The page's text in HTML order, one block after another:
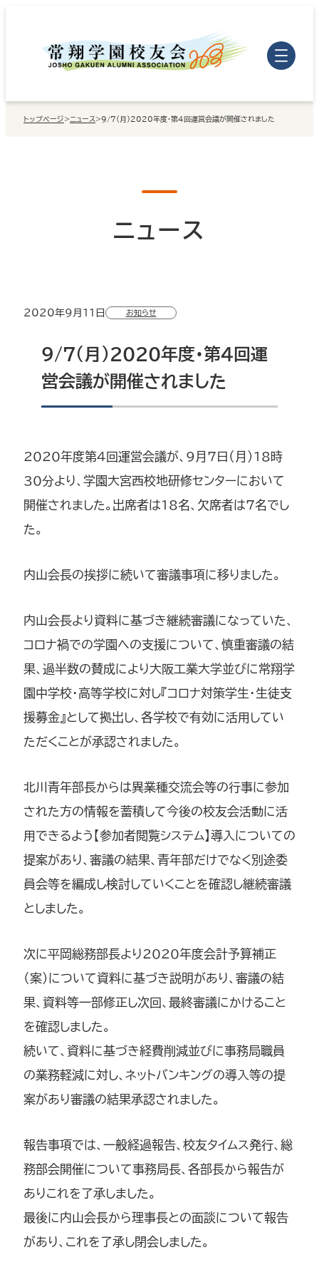
トップページ > ニュース > 9/7（月）2020年度・第4回運営会議が開催されました
ニュース
2020年9月11日 お知らせ
9/7（月）2020年度・第4回運
営会議が開催されました
2020年度第4回運営会議が、9月7日（月）18時
30分より、学園大宮西校地研修センターにおいて
開催されました。出席者は18名、欠席者は7名でし
た。
内山会長の挨拶に続いて審議事項に移りました。
内山会長より資料に基づき継続審議になっていた、
コロナ禍での学園への支援について、慎重審議の結
果、過半数の賛成により大阪工業大学並びに常翔学
園中学校・高等学校に対し『コロナ対策学生・生徒支
援募金』として拠出し、各学校で有効に活用してい
ただくことが承認されました。
北川青年部長からは異業種交流会等の行事に参加
された方の情報を蓄積して今後の校友会活動に活
用できるよう【参加者閲覧システム】導入についての
提案があり、審議の結果、青年部だけでなく別途委
員会等を編成し検討していくことを確認し継続審議
としました。
次に平岡総務部長より2020年度会計予算補正
（案）について資料に基づき説明があり、審議の結
果、資料等一部修正し次回、最終審議にかけること
を確認しました。
続いて、資料に基づき経費削減並びに事務局職員
の業務軽減に対し、ネットバンキングの導入等の提
案があり審議の結果承認されました。
報告事項では、一般経過報告、校友タイムス発行、総
務部会開催について事務局長、各部長から報告が
ありこれを了承しました。
最後に内山会長から理事長との面談について報告
があり、これを了承し閉会しました。